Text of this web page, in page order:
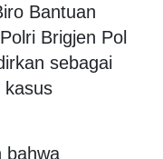
Bantuan
Brigjen Pol
sebagai
kasus
bahwa